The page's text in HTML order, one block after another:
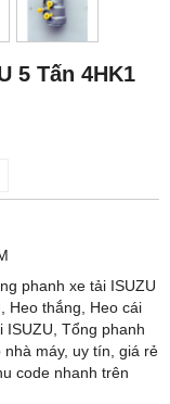
5 Tấn 4HK1
phanh xe tải ISUZU
Heo thắng, Heo cái
ISUZU, Tổng phanh
máy, uy tín, giá rẻ
code nhanh trên